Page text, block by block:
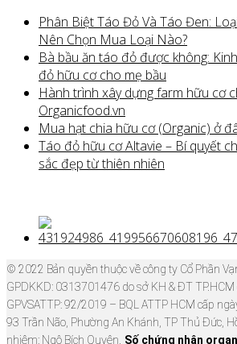
Phân Biệt Táo Đỏ Và Táo Đen:
Nên Chọn Mua Loại Nào?
Bà bầu ăn táo đỏ được không:
đỏ hữu cơ cho mẹ bầu
Hành trình xây dựng farm hữu cơ
Organicfood.vn
Mua hạt chia hữu cơ (Organic) ở
Táo đỏ hữu cơ Altavie – Bí quyết
sắc đẹp từ thiên nhiên
© 2022 Bản quyền thuộc về công ty Cổ Phần
GPDKKD: 0313701476 do sở KH & ĐT
GPVSATTP: 92/2019 – BQL ATTP HCM cấp
93 Trần Não, Phường An Khánh, TP Thủ Đức,
nhiệm: Ngô Bích Quyên. Số chứng nhận